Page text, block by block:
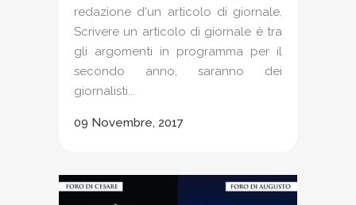
redazione d'un articolo di giornale.
Scrivere un articolo di giornale è tra
gli argomenti in programma per il
secondo anno, saranno dei
giornalisti...
09 Novembre, 2017